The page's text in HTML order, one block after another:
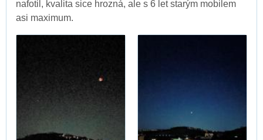
nafotil, kvalita sice hrozná, ale s 6 let starým mobilem
asi maximum.